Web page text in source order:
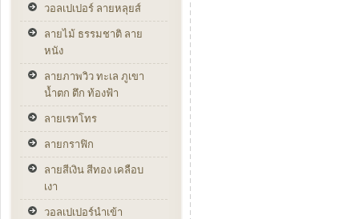
วอลเปเปอร์ ลายหลุยส์
ลายไม้ ธรรมชาติ ลาย
หนัง
ลายภาพวิว ทะเล ภูเขา
น้ำตก ตึก ท้องฟ้า
ลายเรทโทร
ลายกราฟิก
ลายสีเงิน สีทอง เคลือบ
เงา
วอลเปเปอร์นำเข้า